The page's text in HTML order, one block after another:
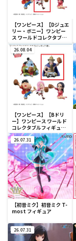
【ワンピース】【Dジュエ
リー・ボニー】ワンピー
ス ワールドコレクタブル
フィギュア-宴1-
26.08.04
【ワンピース】【Bドリ
ー】ワンピース ワールド
コレクタブルフィギュア-
宴1-
26.07.31
【初音ミク】初音ミク T-
most フィギュア
26.07.31